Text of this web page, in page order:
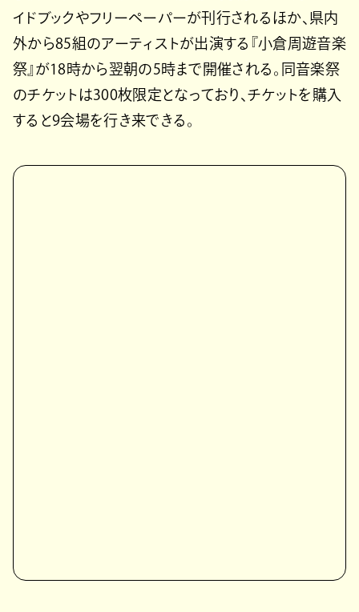
イドブックやフリーペーパーが刊行されるほか、県内
外から85組のアーティストが出演する『小倉周遊音楽
祭』が18時から翌朝の5時まで開催される。同音楽祭
のチケットは300枚限定となっており、チケットを購入
すると9会場を行き来できる。